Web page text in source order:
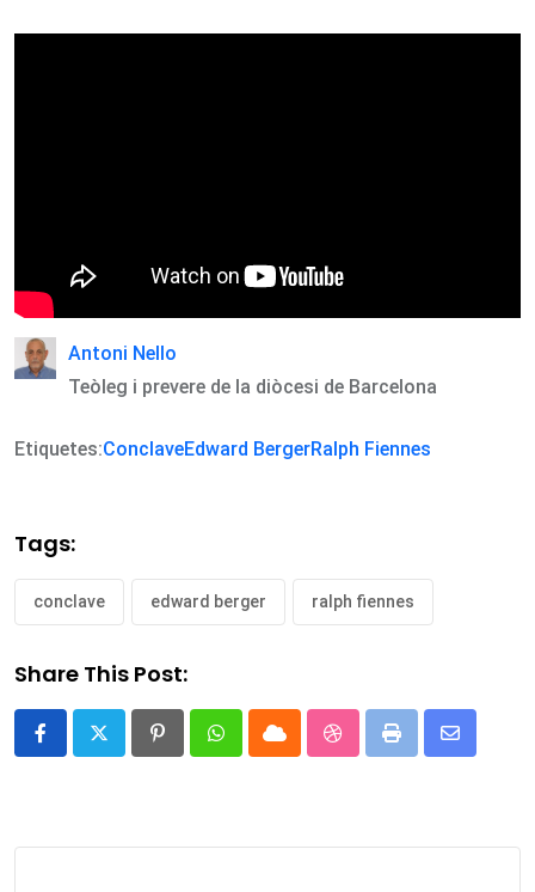
Antoni Nello
Teòleg i prevere de la diòcesi de Barcelona
Etiquetes:ConclaveEdward BergerRalph Fiennes
Tags:
conclave edward berger ralph fiennes
Share This Post:
PinterestWhatsappCloud StumbleUpon
Print
Share